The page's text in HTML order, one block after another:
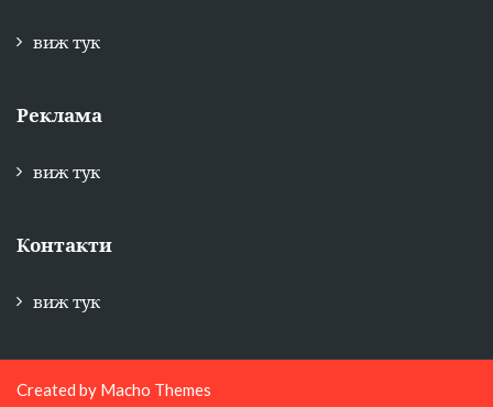
виж тук
Реклама
виж тук
Контакти
виж тук
Created by Macho Themes